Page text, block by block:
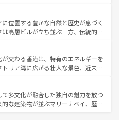
、韓国の多彩な魅力を心ゆくまで味
わってみてほしい。 なお、新着の韓国情報はコンテンツ一
。
が息づく。ハノイの古い町並みやホ
統治時代の建物も、独特の雰囲気を
、バラエティの豊かさとおいしさで
ミー、ベトナムコーヒーなどは、ぜ
。どの地域を訪れてもあたたかい人々
るので、きっと忘れられない旅にな
位置する豊かな自然と歴史が息づく
高層ビルが立ち並ぶ一方、伝統的な
。北部ではチェンマイなどの山岳地
、南部ではプーケットやクラビの美し
分を楽しむことができる。タイ料理
温暖で、どの季節にも異なる楽しみ
みやすいタイの人々、仏教を中心とし
観光資源が、訪れる旅人を魅了し続
が交わる香港は、特有のエネルギーを
リア湾に広がる壮大な景色、近未来
動するはず。観光スポットが密集し
どころを回れるのも魅力。息をのむよ
体験まで、香港を存分に楽しみ尽く
て多文化が融合した独自の魅力を放つ
な建築物が並ぶマリーナベイ、歴史